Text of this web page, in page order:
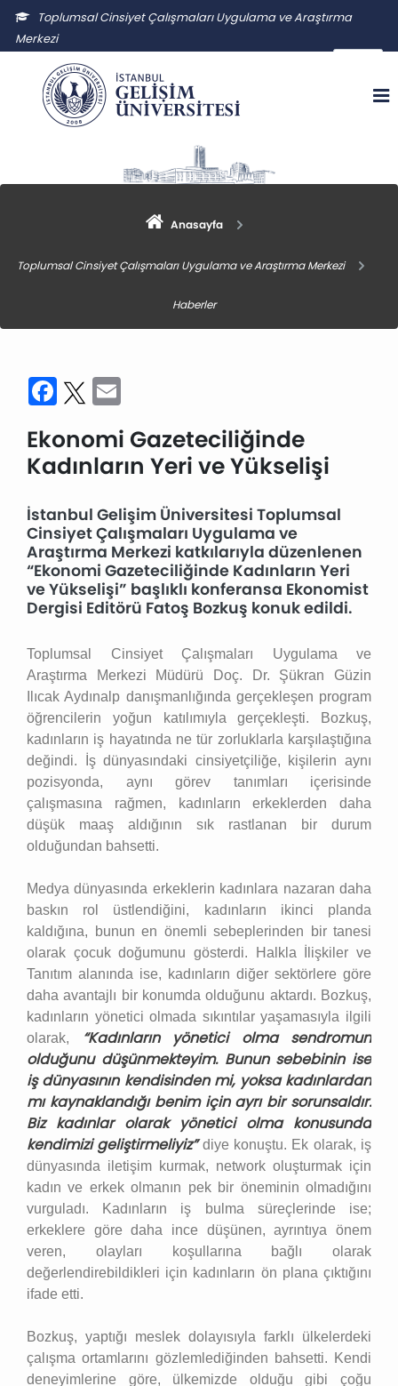
Toplumsal Cinsiyet Çalışmaları Uygulama ve Araştırma
Merkezi
tccuam@gelisim.edu.tr
Anasayfa
Toplumsal Cinsiyet Çalışmaları Uygulama ve Araştırma Merkezi
Haberler
Facebook
Twitter
Ekonomi Gazeteciliğinde
Kadınların Yeri ve Yükselişi
İstanbul Gelişim Üniversitesi Toplumsal
Cinsiyet Çalışmaları Uygulama ve
Araştırma Merkezi katkılarıyla düzenlenen
“Ekonomi Gazeteciliğinde Kadınların Yeri
ve Yükselişi” başlıklı konferansa Ekonomist
Dergisi Editörü Fatoş Bozkuş konuk edildi.
Toplumsal Cinsiyet Çalışmaları Uygulama ve
Araştırma Merkezi Müdürü Doç. Dr. Şükran Güzin
Ilıcak Aydınalp danışmanlığında gerçekleşen program
öğrencilerin yoğun katılımıyla gerçekleşti. Bozkuş,
kadınların iş hayatında ne tür zorluklarla karşılaştığına
değindi. İş dünyasındaki cinsiyetçiliğe, kişilerin aynı
pozisyonda, aynı görev tanımları içerisinde
çalışmasına rağmen, kadınların erkeklerden daha
düşük maaş aldığının sık rastlanan bir durum
olduğundan bahsetti.
Medya dünyasında erkeklerin kadınlara nazaran daha
baskın rol üstlendiğini, kadınların ikinci planda
kaldığına, bunun en önemli sebeplerinden bir tanesi
olarak çocuk doğumunu gösterdi. Halkla İlişkiler ve
Tanıtım alanında ise, kadınların diğer sektörlere göre
daha avantajlı bir konumda olduğunu aktardı. Bozkuş,
kadınların yönetici olmada sıkıntılar yaşamasıyla ilgili
olarak,
“Kadınların yönetici olma sendromun
olduğunu düşünmekteyim. Bunun sebebinin ise
iş dünyasının kendisinden mi, yoksa kadınlardan
mı kaynaklandığı benim için ayrı bir sorunsaldır.
Biz kadınlar olarak yönetici olma konusunda
kendimizi geliştirmeliyiz”diye konuştu. Ek olarak, iş
dünyasında iletişim kurmak, network oluşturmak için
kadın ve erkek olmanın pek bir öneminin olmadığını
vurguladı. Kadınların iş bulma süreçlerinde ise;
erkeklere göre daha ince düşünen, ayrıntıya önem
veren, olayları koşullarına bağlı olarak
değerlendirebildikleri için kadınların ön plana çıktığını
ifade etti.
Bozkuş, yaptığı meslek dolayısıyla farklı ülkelerdeki
çalışma ortamlarını gözlemlediğinden bahsetti. Kendi
deneyimlerine göre, ülkemizde olduğu gibi çoğu